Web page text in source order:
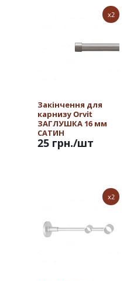
x2
Закінчення для
карнизу Orvit
ЗАГЛУШКА 16 мм
САТИН
25 грн./шт
x2